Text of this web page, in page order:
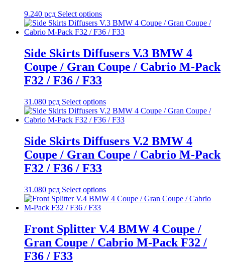
9.240 рсд Select options
Side Skirts Diffusers V.3 BMW 4
Coupe / Gran Coupe / Cabrio M-Pack
F32 / F36 / F33
31.080 рсд Select options
Side Skirts Diffusers V.2 BMW 4
Coupe / Gran Coupe / Cabrio M-Pack
F32 / F36 / F33
31.080 рсд Select options
Front Splitter V.4 BMW 4 Coupe /
Gran Coupe / Cabrio M-Pack F32 /
F36 / F33